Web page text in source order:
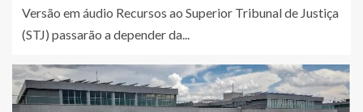
Versão em áudio Recursos ao Superior Tribunal de Justiça
(STJ) passarão a depender da...